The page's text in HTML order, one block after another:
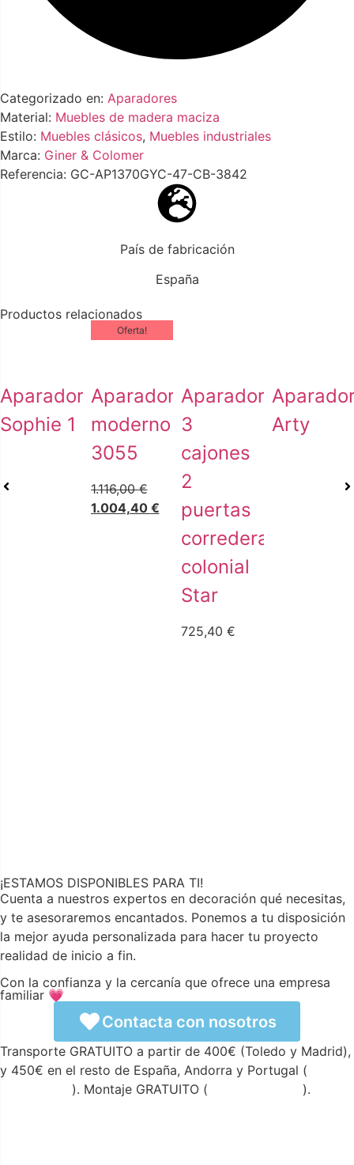
Categorizado en: Aparadores
Material: Muebles de madera maciza
Estilo: Muebles clásicos, Muebles industriales
Marca: Giner & Colomer
Referencia: GC-AP1370GYC-47-CB-3842
País de fabricación
España
Productos relacionados
Aparador
Sophie 1
Oferta!
Aparador
moderno
3055
1.116,00€
1.004,40 €
Aparador
3
cajones
2
puertas
correderas
colonial
Star
725,40 €
Arty
¡ESTAMOS DISPONIBLES PARA TI!
Cuenta a nuestros expertos en decoración qué necesitas,
y te asesoraremos encantados. Ponemos a tu disposición
la mejor ayuda personalizada para hacer tu proyecto
realidad de inicio a fin.
Con la confianza y la cercanía que ofrece una empresa
familiar 💗
Contacta con nosotros
Transporte GRATUITO a partir de 400€ (Toledo y Madrid),
y 450€ en el resto de España, Andorra y Portugal (
). Montaje GRATUITO ( ).